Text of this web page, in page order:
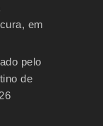
em
pelo
de